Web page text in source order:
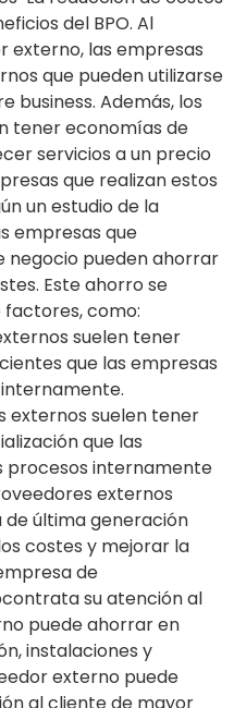
del BPO. Al
externo, las empresas
que pueden utilizarse
business. Además, los
tener economías de
servicios a un precio
que realizan estos
un estudio de la
empresas que
negocio pueden ahorrar
Este ahorro se
factores, como:
suelen tener
que las empresas
externos suelen tener
que las
procesos internamente
externos
última generación
costes y mejorar la
de
su atención al
puede ahorrar en
instalaciones y
externo puede
al cliente de mayor